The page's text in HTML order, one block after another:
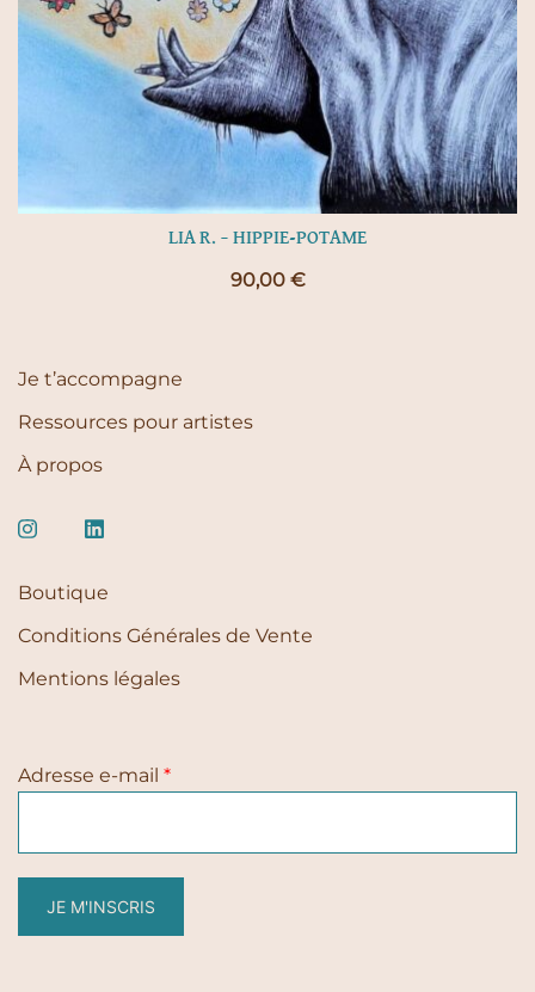
LIA R. – HIPPIE-POTAME
90,00 €
Je t’accompagne
Ressources pour artistes
À propos
Boutique
Conditions Générales de Vente
Mentions légales
Adresse e-mail *
JE M'INSCRIS